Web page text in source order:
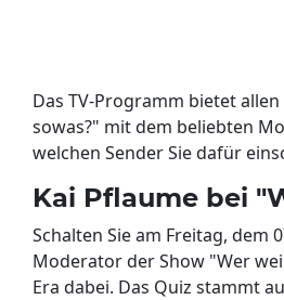
Das TV-Programm bietet allen
sowas?" mit dem beliebten
welchen Sender Sie dafür
Kai Pflaume bei
Schalten Sie am Freitag, dem
Moderator der Show "Wer
Era dabei. Das Quiz stammt